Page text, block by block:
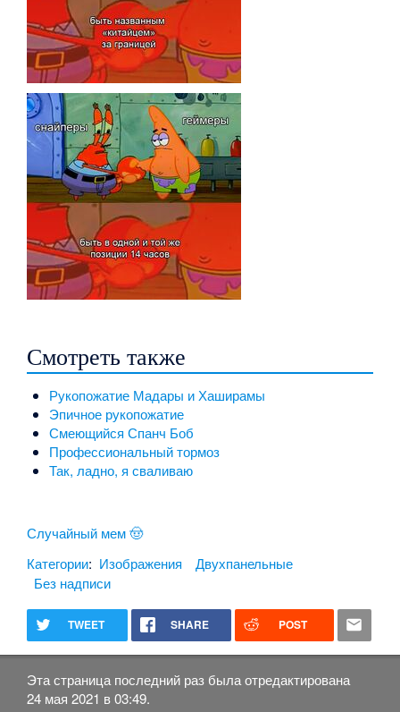
Смотреть также
Рукопожатие Мадары и Хаширамы
Эпичное рукопожатие
Смеющийся Спанч Боб
Профессиональный тормоз
Так, ладно, я сваливаю
Случайный мем 🤠
Категории: Изображения
Двухпанельные
Без надписи
TWEET SHARE POST
Эта страница последний раз была отредактирована
24 мая 2021 в 03:49.